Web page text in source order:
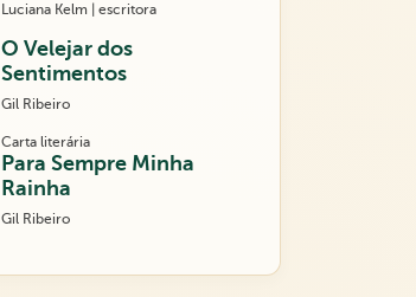
Luciana Kelm | escritora
O Velejar dos
Sentimentos
Gil Ribeiro
Carta literária
Para Sempre Minha
Rainha
Gil Ribeiro